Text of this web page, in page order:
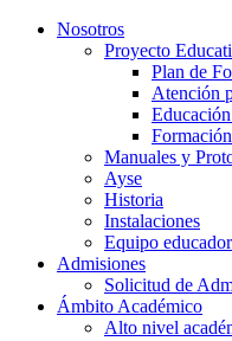
Nosotros
Proyecto
Plan de
Atención
Manuales y
Ayse
Historia
Instalaciones
Equipo educador
Admisiones
Solicitud de
Ámbito Académico
Alto nivel